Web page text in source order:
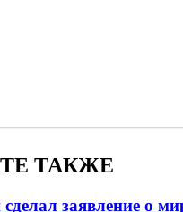
ТАКЖЕ
сделал заявление о